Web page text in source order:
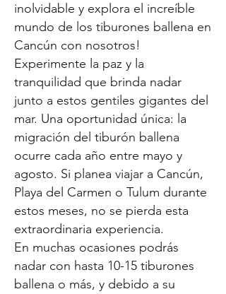
inolvidable y explora el increíble
mundo de los tiburones ballena en
Cancún con nosotros!
Experimente la paz y la
tranquilidad que brinda nadar
junto a estos gentiles gigantes del
mar. Una oportunidad única: la
migración del tiburón ballena
ocurre cada año entre mayo y
agosto. Si planea viajar a Cancún,
Playa del Carmen o Tulum durante
estos meses, no se pierda esta
extraordinaria experiencia.
En muchas ocasiones podrás
nadar con hasta 10-15 tiburones
ballena o más, y debido a su